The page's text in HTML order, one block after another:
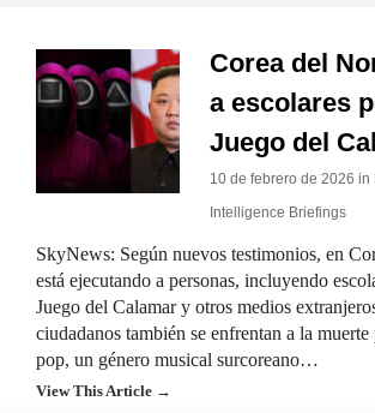
Corea del
a escolares
Juego del
10 de febrero de 2026 in
Intelligence Briefings
SkyNews: Según nuevos testimonios, en
está ejecutando a personas, incluyendo
Juego del Calamar y otros medios
ciudadanos también se enfrentan a la
pop, un género musical surcoreano…
View This Article →